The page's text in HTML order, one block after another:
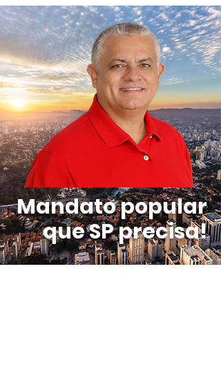
Mandato popular
que SP precisa!